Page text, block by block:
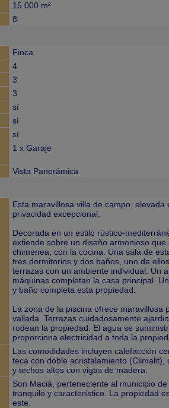
15.000 m²
8
Finca
4
3
3
sí
sí
sí
1 x Garaje
Vista Panorámica
Esta maravillosa villa de campo,
privacidad excepcional.
Decorada en un estilo rústico-
extiende sobre un diseño armonioso
chimenea, con la cocina. Una sala de
tres dormitorios y dos baños, uno de
terrazas con un ambiente individual. Un
máquinas completan la casa principal.
y baño completa esta propiedad.
La zona de la piscina ofrece maravillosa
vallada. Terrazas cuidadosamente
rodean la propiedad. El agua se
proporciona electricidad a toda la
Las comodidades incluyen calefacción
teca con doble acristalamiento
y techos altos con vigas de madera.
Son Macià, perteneciente al municipio
tranquilo y característico. La propiedad
este.